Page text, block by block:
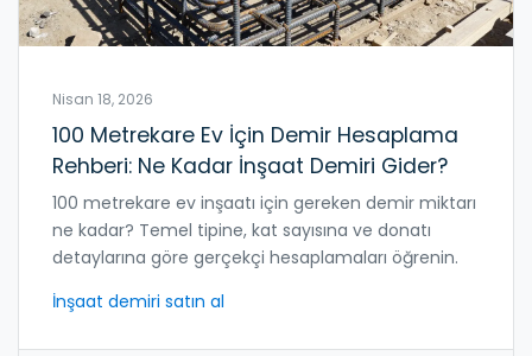
Nisan 18, 2026
100 Metrekare Ev İçin Demir Hesaplama
Rehberi: Ne Kadar İnşaat Demiri Gider?
100 metrekare ev inşaatı için gereken demir miktarı
ne kadar? Temel tipine, kat sayısına ve donatı
detaylarına göre gerçekçi hesaplamaları öğrenin.
İnşaat demiri satın al